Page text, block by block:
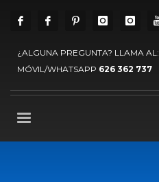
¿ALGUNA PREGUNTA? LLAMA AL:
MÓVIL/WHATSAPP 626 362 737